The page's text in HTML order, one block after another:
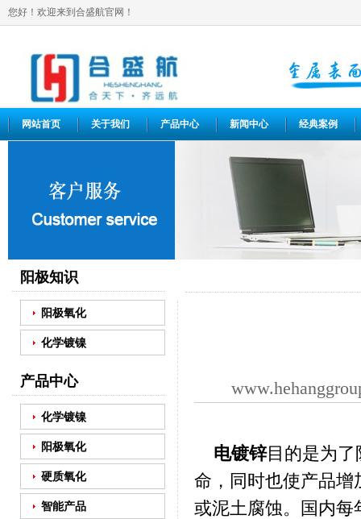
您好！欢迎来到合盛航官网！
网站首页 关于我们 产品中心 新闻中心 经典案例
阳极知识
阳极氧化
化学镀镍
产品中心
化学镀镍
阳极氧化
硬质氧化
智能产品
电镀锌目的是为了
命，同时也使产品增
或泥土腐蚀。国内每